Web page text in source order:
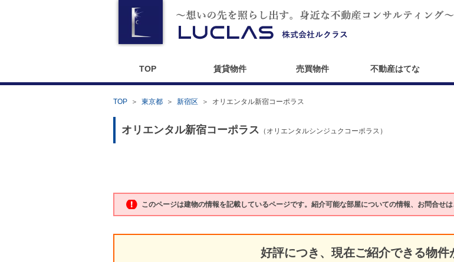
TOP 賃貸物件 売買物件 不動産はてな
TOP ＞ 東京都 ＞ 新宿区 ＞ オリエンタル新宿コーポラス
オリエンタル新宿コーポラス （オリエンタルシンジュクコーポラス）
このページは建物の情報を記載しているページです。紹介可能な部屋についての情報、お問合せは
好評につき、現在ご紹介できる物件